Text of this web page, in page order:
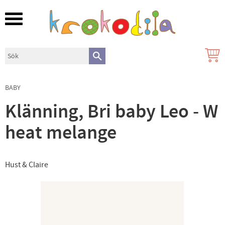
Meny
BABY
Klänning, Bri baby Leo - W
heat melange
Hust & Claire